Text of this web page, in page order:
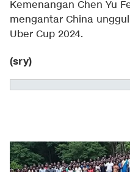
Kemenangan Chen Yu
mengantar China
Uber Cup 2024.
(sry)